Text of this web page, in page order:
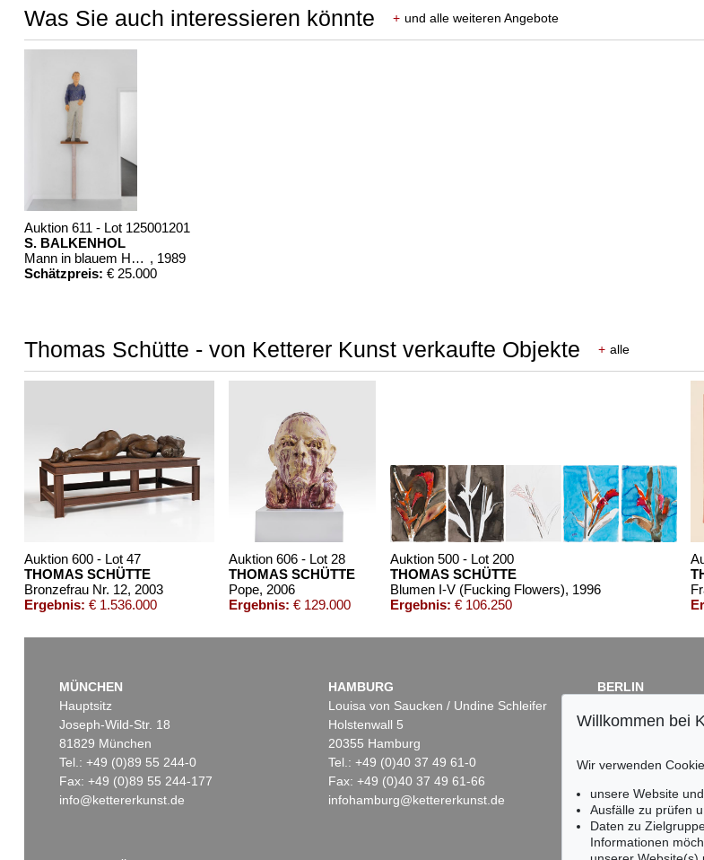
Was Sie auch interessieren könnte + und alle weiteren Angebote
Auktion 611 - Lot 125001201
S. BALKENHOL
Mann in blauem Hemd , 1989
Schätzpreis: € 25.000
Thomas Schütte - von Ketterer Kunst verkaufte Objekte + alle
Auktion 600 - Lot 47
THOMAS SCHÜTTE
Bronzefrau Nr. 12, 2003
Ergebnis: € 1.536.000
Auktion 606 - Lot 28
THOMAS SCHÜTTE
Pope, 2006
Ergebnis: € 129.000
Auktion 500 - Lot 200
THOMAS SCHÜTTE
Blumen I-V (Fucking Flowers), 1996
Ergebnis: € 106.250
Auktion 503 - Lot 19
Auktion 607 - Lot 81
Auktion 430 - Lot 1171 Auktion 378 - Lot 302
Online Sale
THOMAS
Ergebnis:€
MÜNCHEN
Hauptsitz
Joseph-Wild-Str. 18
81829 München
Tel.: +49 (0)89 55 244-0
Fax: +49 (0)89 55 244-177
info@kettererkunst.de
HAMBURG
Louisa von Saucken / Undine Schleifer
Holstenwall 5
20355 Hamburg
Tel.: +49 (0)40 37 49 61-0
Fax: +49 (0)40 37 49 61-66
infohamburg@kettererkunst.de
BERLIN
Fasanenstr. 70
Tel.: +49 (0)30 88
Willkommen bei
Wir verwenden
unsere Website
Ausfälle zu prüfen
Daten zu
Informationen